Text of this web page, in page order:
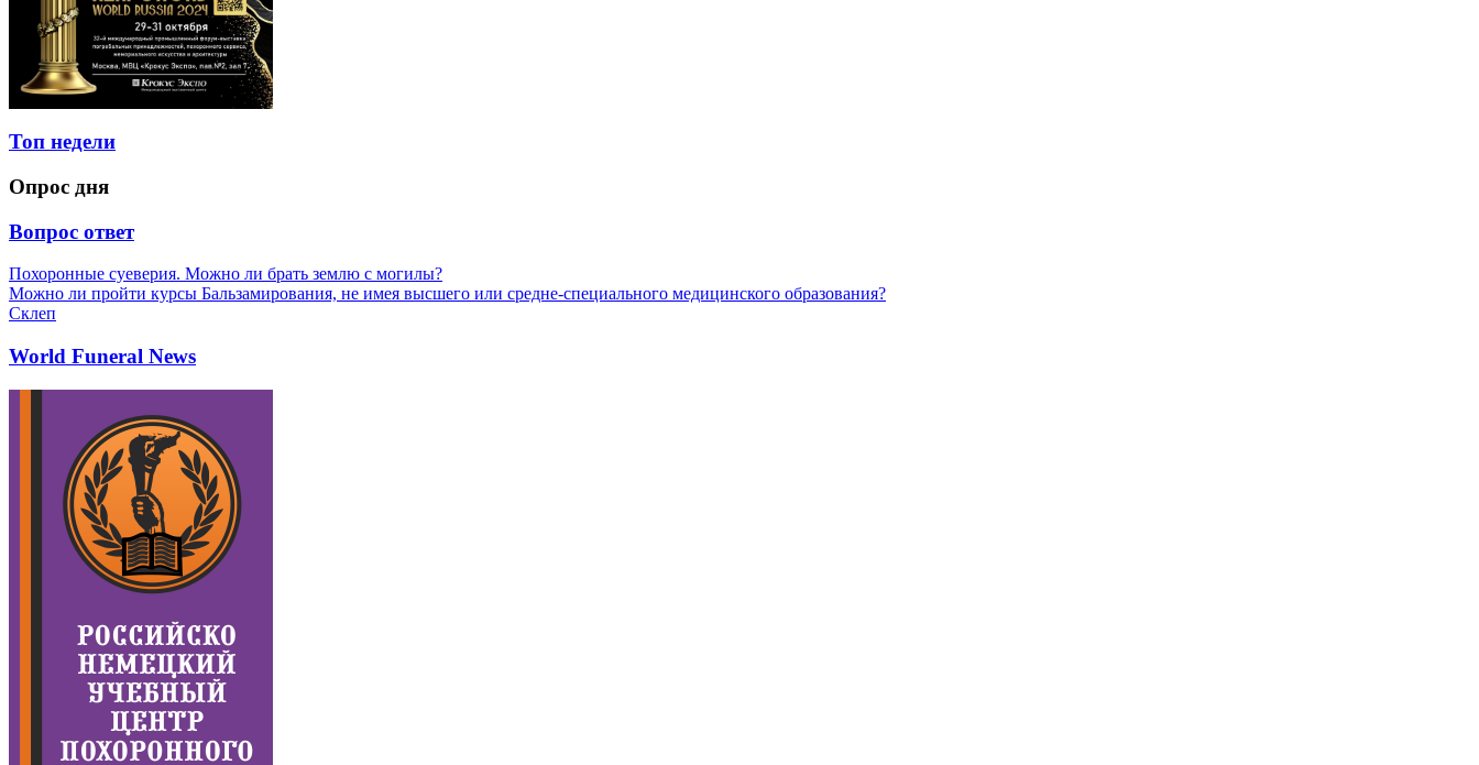
Топ недели
Опрос дня
Вопрос ответ
Похоронные суеверия. Можно ли брать землю с могилы?
Можно ли пройти курсы Бальзамирования, не имея высшего или средне-специального медицинского образования?
Склеп
World Funeral News